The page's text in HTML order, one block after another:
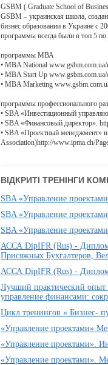
GSBM ( Graduate School of
GSBM – украинская школа,
бизнес образовании в Украине с
программы всегда были в топ 5 по
программы МВА
• MBA National www.gsbm.com.ua/
• MBA Start Up www.gsbm.com.ua/
• MBA Marketing
программы профессионального
• SBA «Инвестиционный
• SBA «Финансовый директор».
• SBA «Проектный менеджмент»
Association)http://www.ipma.ch/
ВІДКРИТІ ТРЕНІНГИ
SBA «Управление
SBA «Управление
SBA «Управление
АССА DipIFR (Rus) -
Присяжных Бухгалтеров,
АССА DipIFR (Rus) -
Лучший практический опыт
управление финансами:
Цикл тренингов « Бизнес-
«Управление проектами»
«Управление проектами».
«Управление проектами».